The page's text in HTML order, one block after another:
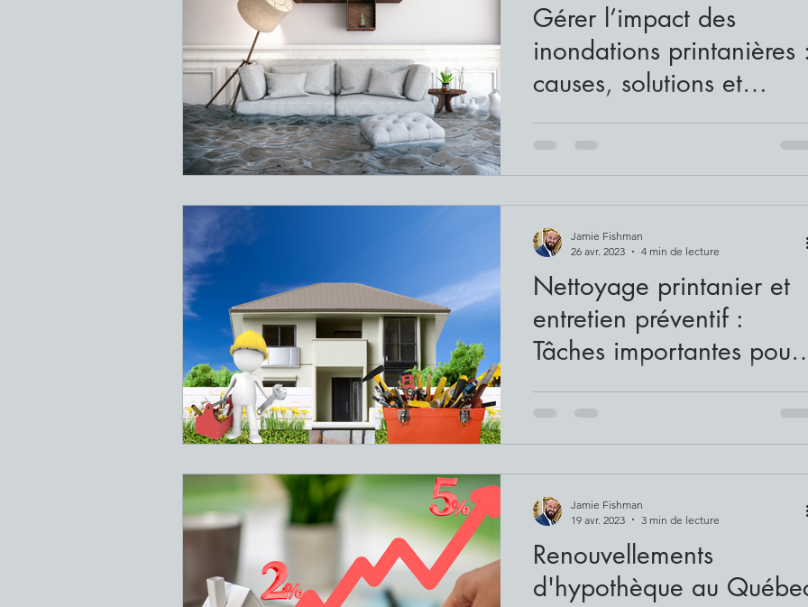
Gérer l’impact des
inondations printanières
causes, solutions et
répercussions
Les inondations printanières de 2017 et
Nettoyage printanier et
entretien préventif :
Tâches importantes pour
votre maison au Québec
Alors que la neige fond et que les fleurs
Jamie Fishman
26 avr. 2023
4 min de lecture
Renouvellements
d'hypothèque au
Jamie Fishman
19 avr. 2023
3 min de lecture